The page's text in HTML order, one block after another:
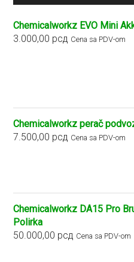
Chemicalworkz EVO Mini
3.000,00 рсд Cena sa PDV-om
Chemicalworkz perač
7.500,00 рсд Cena sa PDV-om
Chemicalworkz DA15 Pro
Polirka
50.000,00 рсд Cena sa PDV-om